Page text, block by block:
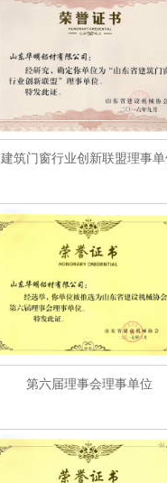
建筑门窗行业创新联盟理事单
第六届理事会理事单位